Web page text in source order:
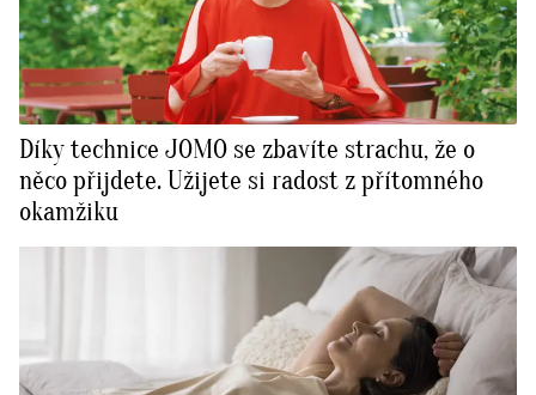
Díky technice JOMO se zbavíte strachu, že o
něco přijdete. Užijete si radost z přítomného
okamžiku